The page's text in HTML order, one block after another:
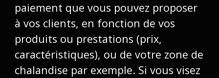
paiement que vous pouvez proposer
à vos clients, en fonction de vos
produits ou prestations (prix,
caractéristiques), ou de votre zone de
chalandise par exemple. Si vous visez